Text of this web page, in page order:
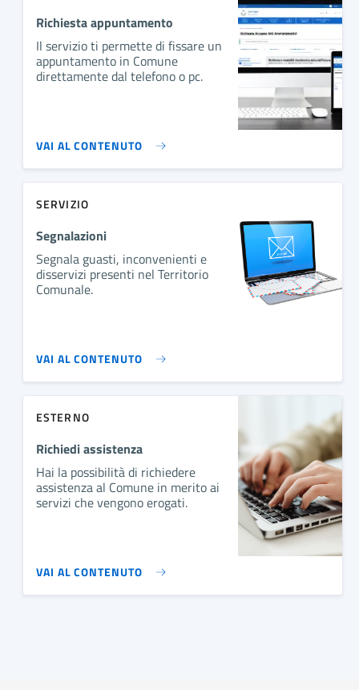
Richiesta appuntamento
Il servizio ti permette di fissare un
appuntamento in Comune
direttamente dal telefono o pc.
VAI AL CONTENUTO
SERVIZIO
Segnalazioni
Segnala guasti, inconvenienti e
disservizi presenti nel Territorio
Comunale.
VAI AL CONTENUTO
ESTERNO
Richiedi assistenza
Hai la possibilità di richiedere
assistenza al Comune in merito ai
servizi che vengono erogati.
VAI AL CONTENUTO